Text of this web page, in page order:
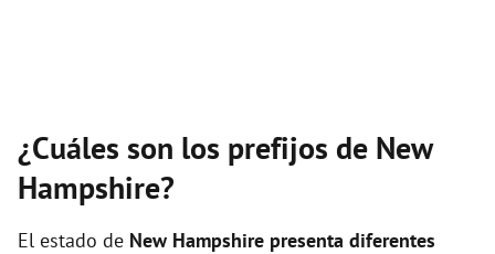
¿Cuáles son los prefijos de New
Hampshire?
El estado de New Hampshire presenta diferentes